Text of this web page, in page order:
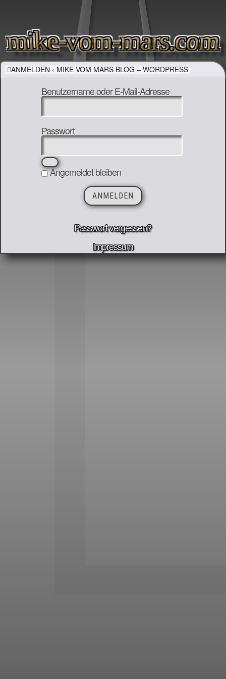
mike-vom-mars.com
ANMELDEN ‹ MIKE VOM MARS BLOG – WORDPRESS
Benutzername oder E-Mail-Adresse
Passwort
Angemeldet bleiben
Passwort vergessen?
Impressum